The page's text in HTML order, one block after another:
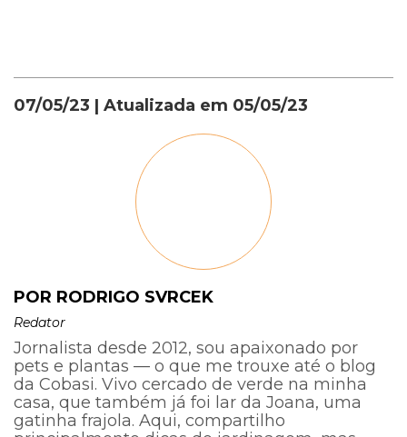
07/05/23 | Atualizada em 05/05/23
POR RODRIGO SVRCEK
Redator
Jornalista desde 2012, sou apaixonado por
pets e plantas — o que me trouxe até o blog
da Cobasi. Vivo cercado de verde na minha
casa, que também já foi lar da Joana, uma
gatinha frajola. Aqui, compartilho